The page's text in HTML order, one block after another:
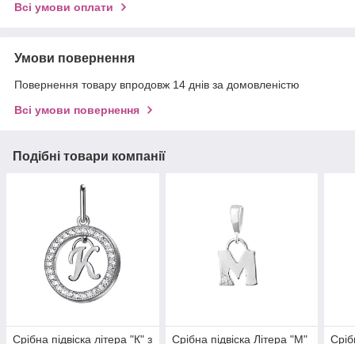
Всі умови оплати
Умови повернення
Повернення товару впродовж 14 днів за домовленістю
Всі умови повернення
Подібні товари компанії
Срібна підвіска літера "К" з
Срібна підвіска Літера "М"